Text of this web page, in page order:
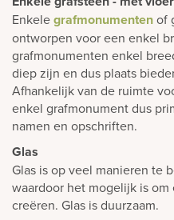
Enkelegrafmonumentenof
ontworpen voor een enkel
grafmonumenten enkel
diep zijn en dus plaats
Afhankelijk van de ruimte
enkel grafmonument dus
namen en opschriften.
Glas
Glas is op veel manieren te
waardoor het mogelijk is
creëren. Glas is duurzaam.